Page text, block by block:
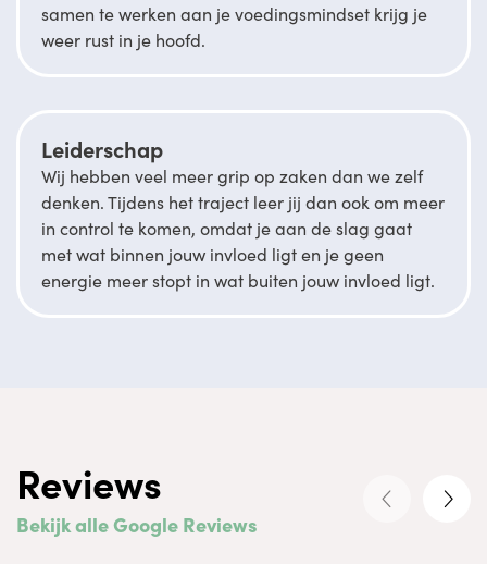
samen te werken aan je voedingsmindset krijg je
weer rust in je hoofd.
Leiderschap
Wij hebben veel meer grip op zaken dan we zelf
denken. Tijdens het traject leer jij dan ook om meer
in control te komen, omdat je aan de slag gaat
met wat binnen jouw invloed ligt en je geen
energie meer stopt in wat buiten jouw invloed ligt.
Reviews
Bekijk alle Google Reviews